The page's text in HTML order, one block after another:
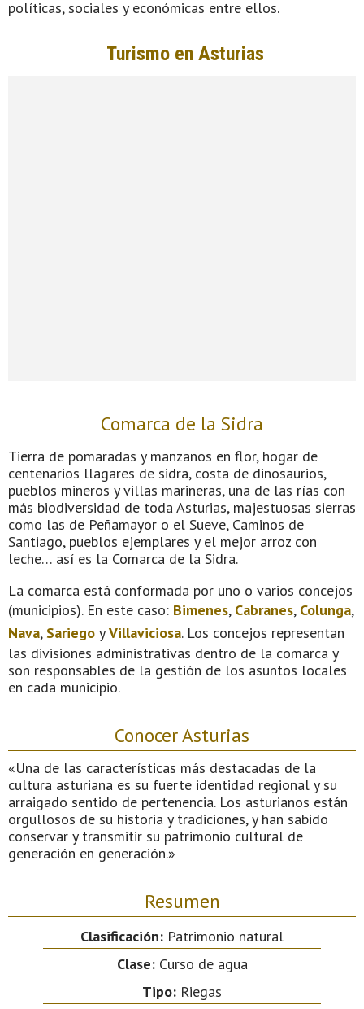
políticas, sociales y económicas entre ellos.
Comarca de la Sidra
Tierra de pomaradas y manzanos en flor, hogar de
centenarios llagares de sidra, costa de dinosaurios,
pueblos mineros y villas marineras, una de las rías con
más biodiversidad de toda Asturias, majestuosas sierras
como las de Peñamayor o el Sueve, Caminos de
Santiago, pueblos ejemplares y el mejor arroz con
leche… así es la Comarca de la Sidra.
La comarca está conformada por uno o varios concejos
(municipios). En este caso: Bimenes, Cabranes, Colunga,
Nava, Sariego yVillaviciosa. Los concejos representan
las divisiones administrativas dentro de la comarca y
son responsables de la gestión de los asuntos locales
en cada municipio.
Conocer Asturias
«Una de las características más destacadas de la
cultura asturiana es su fuerte identidad regional y su
arraigado sentido de pertenencia. Los asturianos están
orgullosos de su historia y tradiciones, y han sabido
conservar y transmitir su patrimonio cultural de
generación en generación.»
Resumen
Clasificación: Patrimonio natural
Clase:Curso de agua
Tipo: Riegas